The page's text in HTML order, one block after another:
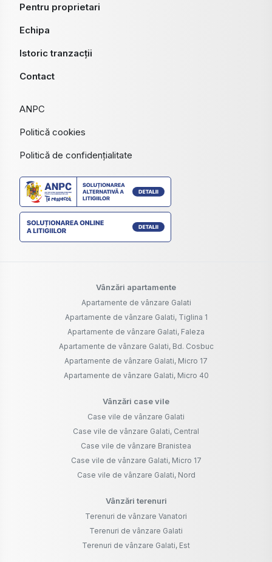
Pentru proprietari
Echipa
Istoric tranzacții
Contact
ANPC
Politică cookies
Politică de confidențialitate
Vânzări apartamente
Apartamente de vânzare Galati
Apartamente de vânzare Galati, Tiglina 1
Apartamente de vânzare Galati, Faleza
Apartamente de vânzare Galati, Bd. Cosbuc
Apartamente de vânzare Galati, Micro 17
Apartamente de vânzare Galati, Micro 40
Vânzări case vile
Case vile de vânzare Galati
Case vile de vânzare Galati, Central
Case vile de vânzare Branistea
Case vile de vânzare Galati, Micro 17
Case vile de vânzare Galati, Nord
Vânzări terenuri
Terenuri de vânzare Vanatori
Terenuri de vânzare Galati
Terenuri de vânzare Galati, Est